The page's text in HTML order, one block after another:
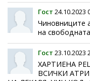
Гост 24.10.2023
Чиновниците
на
Гост 23.10.2023
ХАРТИЕНА
ВСИЧКИ